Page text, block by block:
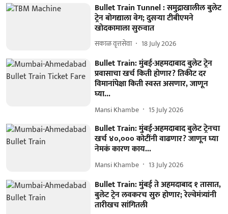
Bullet Train Tunnel : समुद्राखालील बुलेट
ट्रेन बोगद्याला वेग; दुसऱ्या टीबीएमने
खोदकामाला सुरुवात
सकाळ वृत्तसेवा 18 July 2026
Bullet Train: मुंबई-अहमदाबाद बुलेट ट्रेन
प्रवासाचा खर्च किती होणार? तिकीट दर
विमानांपेक्षा किती स्वस्त असणार, जाणून
घ्या...
Mansi Khambe 15 July 2026
Bullet Train: मुंबई-अहमदाबाद बुलेट ट्रेनचा
खर्च ४०,००० कोटींनी वाढणार? जाणून घ्या
नेमकं कारण काय...
Mansi Khambe 13 July 2026
Bullet Train: मुंबई ते अहमदाबाद १ तासात,
बुलेट ट्रेन लवकरच सुरु होणार; रेल्वेमंत्र्यांनी
तारीखच सांगितली